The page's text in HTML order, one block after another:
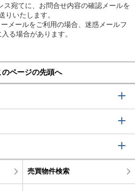
ス宛てに、お問合せ内容の確認メールを
りいたします。
メールをご利用の場合、迷惑メールフ
る場合があります。
のページの先頭へ
売買物件検索